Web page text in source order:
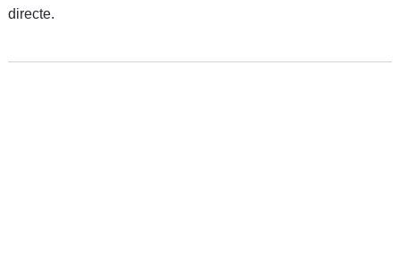
directe.